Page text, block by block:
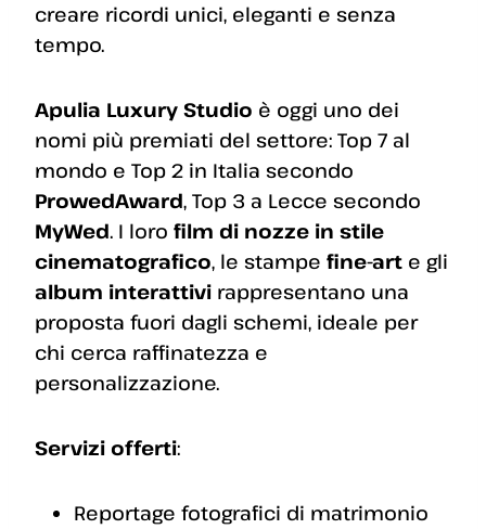
creare ricordi unici, eleganti e senza
tempo.
Apulia Luxury Studio è oggi uno dei
nomi più premiati del settore: Top 7 al
mondo e Top 2 in Italia secondo
ProwedAward, Top 3 a Lecce secondo
MyWed. I loro film di nozze in stile
cinematografico, le stampe fine-art e gli
album interattivi rappresentano una
proposta fuori dagli schemi, ideale per
chi cerca raffinatezza e
personalizzazione.
Servizi offerti:
Reportage fotografici di matrimonio